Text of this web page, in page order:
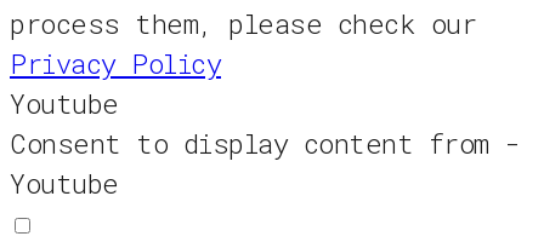
process them, please check our
Privacy Policy
Youtube
Consent to display content from -
Youtube